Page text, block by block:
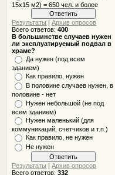
15х15 м2) = 650 чел. и более
Результаты |Архив опросов
Всего ответов:400
В большинстве случаев нужен
ли эксплуатируемый подвал в
храме?
Да нужен (под всем
зданием)
Как правило, нужен
В половине случаев нужен, в
половине - нет
Нужен небольшой (не под
всем зданием)
Нужен маленький (для
коммуникаций, счетчиков и т.п.)
Как правило, не нужен
Не нужен
Результаты |Архив опросов
Всего ответов:332